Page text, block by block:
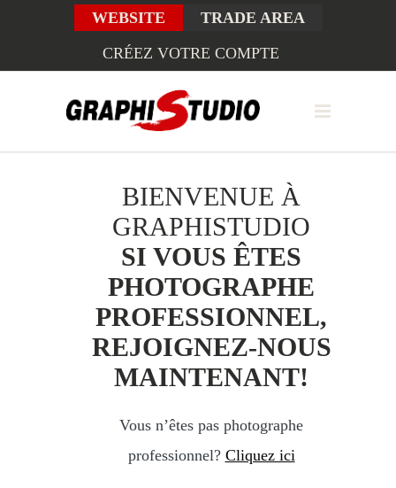
WEBSITE
TRADE AREA
CRÉEZ VOTRE COMPTE
BIENVENUE À
GRAPHISTUDIO
SI VOUS ÊTES
PHOTOGRAPHE
PROFESSIONNEL,
REJOIGNEZ-NOUS
MAINTENANT!
Vous n’êtes pas photographe
professionnel? Cliquez ici